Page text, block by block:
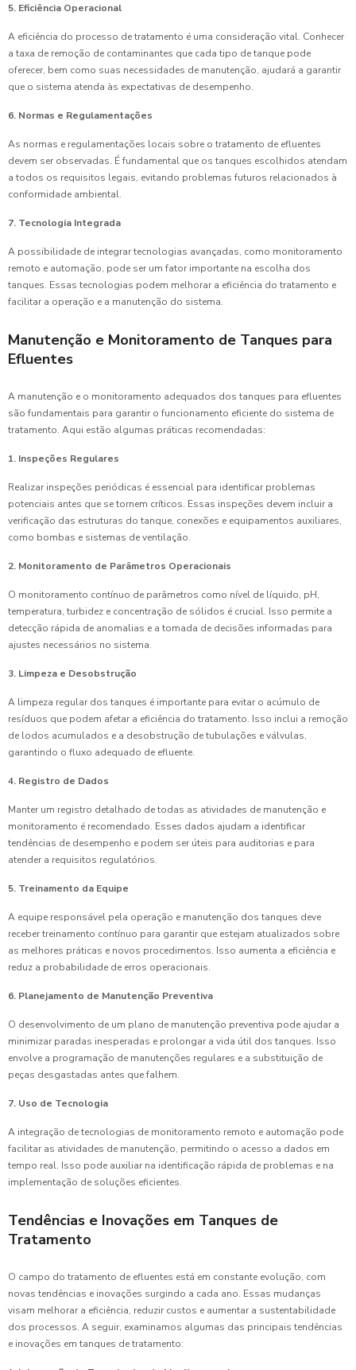
5. Eficiência Operacional
A eficiência do processo de tratamento é uma consideração vital. Conhecer
a taxa de remoção de contaminantes que cada tipo de tanque pode
oferecer, bem como suas necessidades de manutenção, ajudará a garantir
que o sistema atenda às expectativas de desempenho.
6. Normas e Regulamentações
As normas e regulamentações locais sobre o tratamento de efluentes
devem ser observadas. É fundamental que os tanques escolhidos atendam
a todos os requisitos legais, evitando problemas futuros relacionados à
conformidade ambiental.
7. Tecnologia Integrada
A possibilidade de integrar tecnologias avançadas, como monitoramento
remoto e automação, pode ser um fator importante na escolha dos
tanques. Essas tecnologias podem melhorar a eficiência do tratamento e
facilitar a operação e a manutenção do sistema.
Manutenção e Monitoramento de Tanques para
Efluentes
A manutenção e o monitoramento adequados dos tanques para efluentes
são fundamentais para garantir o funcionamento eficiente do sistema de
tratamento. Aqui estão algumas práticas recomendadas:
1. Inspeções Regulares
Realizar inspeções periódicas é essencial para identificar problemas
potenciais antes que se tornem críticos. Essas inspeções devem incluir a
verificação das estruturas do tanque, conexões e equipamentos auxiliares,
como bombas e sistemas de ventilação.
2. Monitoramento de Parâmetros Operacionais
O monitoramento contínuo de parâmetros como nível de líquido, pH,
temperatura, turbidez e concentração de sólidos é crucial. Isso permite a
detecção rápida de anomalias e a tomada de decisões informadas para
ajustes necessários no sistema.
3. Limpeza e Desobstrução
A limpeza regular dos tanques é importante para evitar o acúmulo de
resíduos que podem afetar a eficiência do tratamento. Isso inclui a remoção
de lodos acumulados e a desobstrução de tubulações e válvulas,
garantindo o fluxo adequado de efluente.
4. Registro de Dados
Manter um registro detalhado de todas as atividades de manutenção e
monitoramento é recomendado. Esses dados ajudam a identificar
tendências de desempenho e podem ser úteis para auditorias e para
atender a requisitos regulatórios.
5. Treinamento da Equipe
A equipe responsável pela operação e manutenção dos tanques deve
receber treinamento contínuo para garantir que estejam atualizados sobre
as melhores práticas e novos procedimentos. Isso aumenta a eficiência e
reduz a probabilidade de erros operacionais.
6. Planejamento de Manutenção Preventiva
O desenvolvimento de um plano de manutenção preventiva pode ajudar a
minimizar paradas inesperadas e prolongar a vida útil dos tanques. Isso
envolve a programação de manutenções regulares e a substituição de
peças desgastadas antes que falhem.
7. Uso de Tecnologia
A integração de tecnologias de monitoramento remoto e automação pode
facilitar as atividades de manutenção, permitindo o acesso a dados em
tempo real. Isso pode auxiliar na identificação rápida de problemas e na
implementação de soluções eficientes.
Tendências e Inovações em Tanques de
Tratamento
O campo do tratamento de efluentes está em constante evolução, com
novas tendências e inovações surgindo a cada ano. Essas mudanças
visam melhorar a eficiência, reduzir custos e aumentar a sustentabilidade
dos processos. A seguir, examinamos algumas das principais tendências
e inovações em tanques de tratamento: